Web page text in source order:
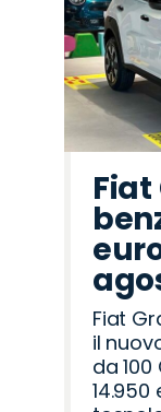
Fiat
Fiat
il
da